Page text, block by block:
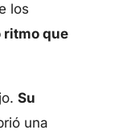
los
ritmo que
Su
una